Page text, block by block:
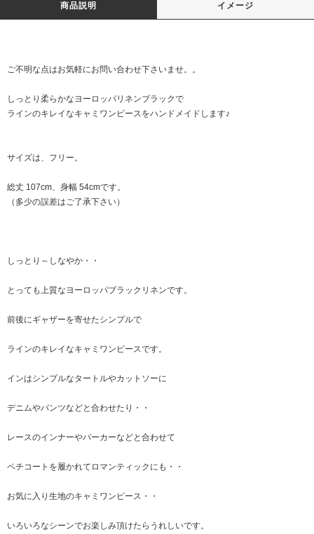
商品説明 イメージ
ご不明な点はお気軽にお問い合わせ下さいませ。。
しっとり柔らかなヨーロッパリネンブラックで
ラインのキレイなキャミワンピースをハンドメイドします♪
サイズは、フリー。
総丈 107cm、身幅 54cmです。
（多少の誤差はご了承下さい）
しっとり～しなやか・・
とっても上質なヨーロッパブラックリネンです。
前後にギャザーを寄せたシンプルで
ラインのキレイなキャミワンピースです。
インはシンプルなタートルやカットソーに
デニムやパンツなどと合わせたり・・
レースのインナーやパーカーなどと合わせて
ペチコートを履かれてロマンティックにも・・
お気に入り生地のキャミワンピース・・
いろいろなシーンでお楽しみ頂けたらうれしいです。